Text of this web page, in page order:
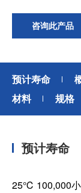
咨询此产品
预计寿命
材料
规格
预计寿命
25℃ 100,000小